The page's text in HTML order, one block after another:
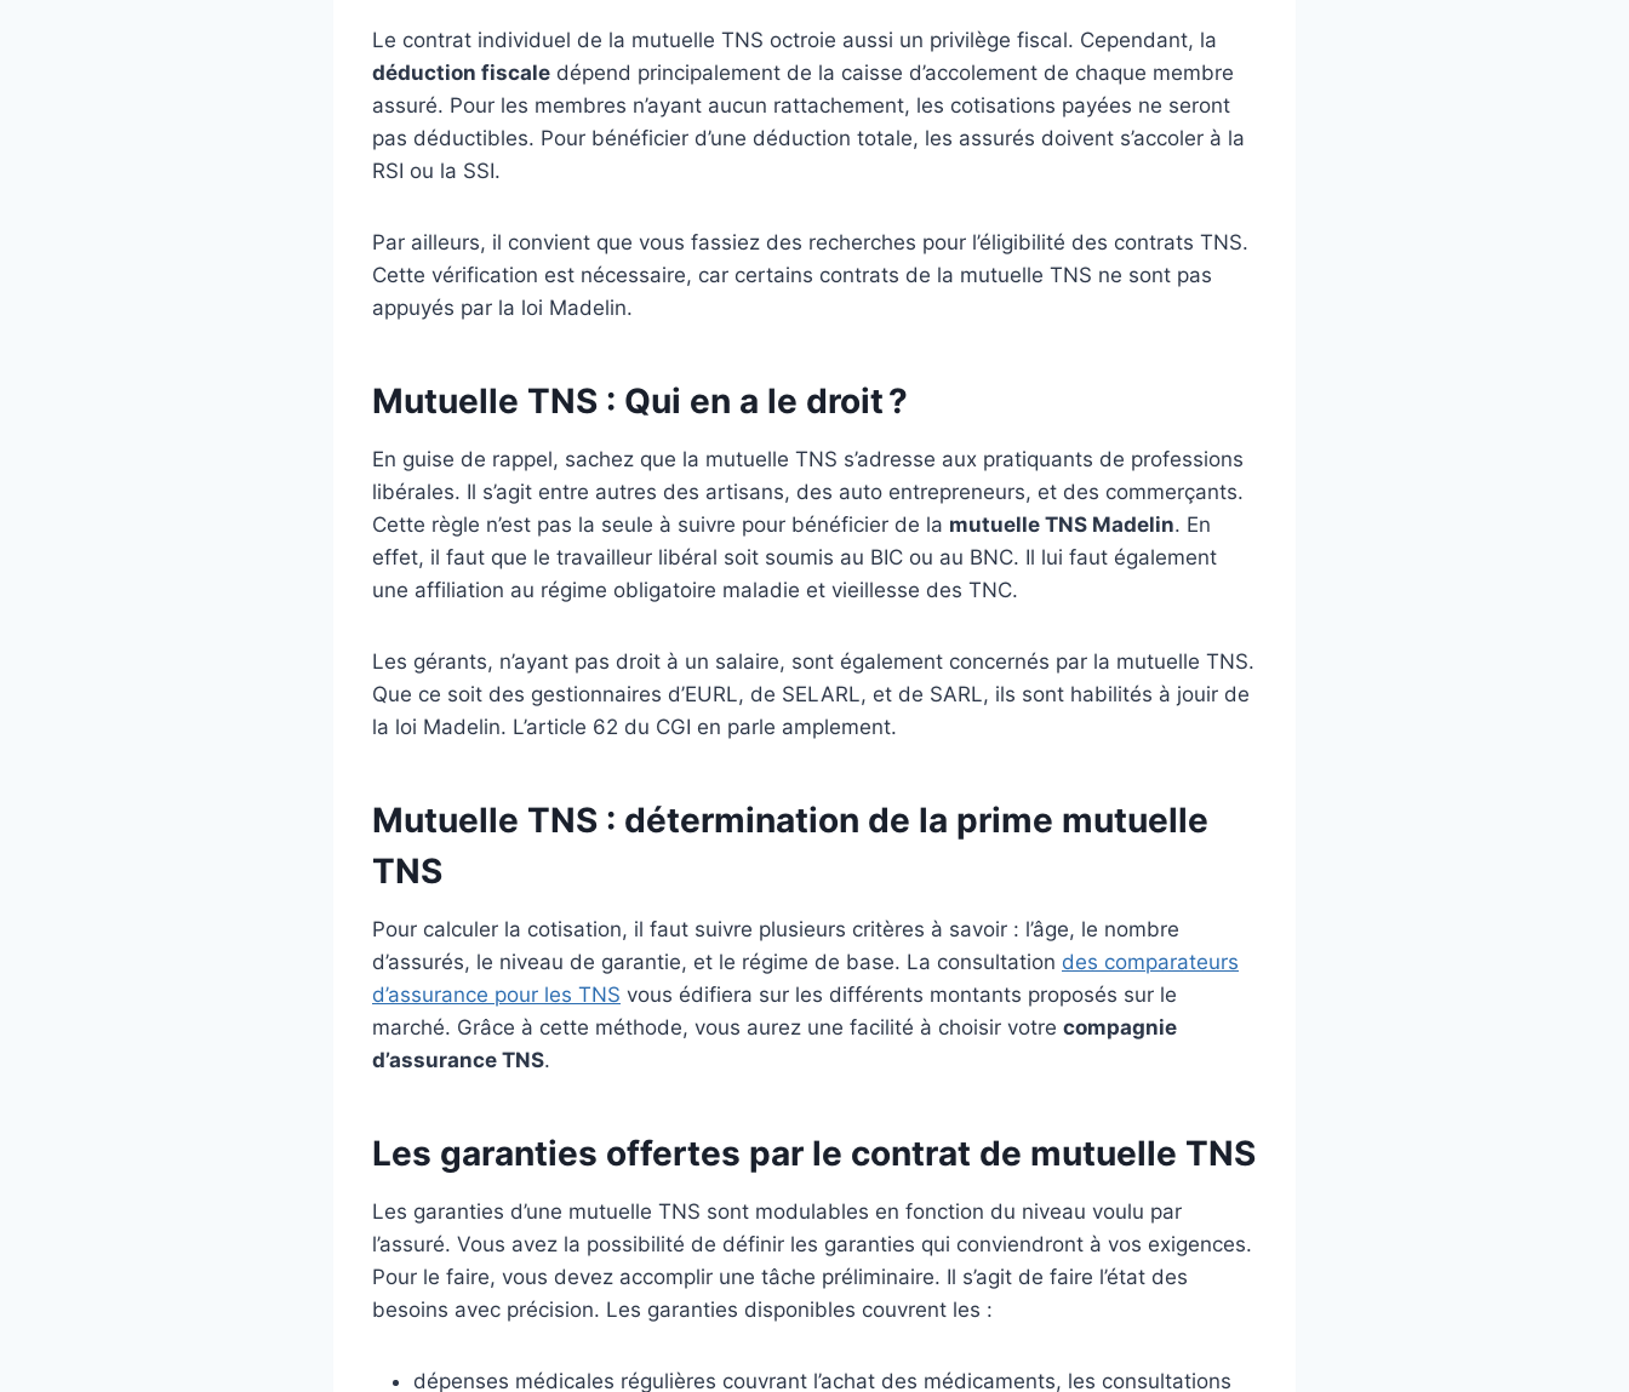
Le contrat individuel de la mutuelle TNS octroie aussi un privilège fiscal. Cependant, la
déduction fiscale dépend principalement de la caisse d’accolement de chaque membre
assuré. Pour les membres n’ayant aucun rattachement, les cotisations payées ne seront
pas déductibles. Pour bénéficier d’une déduction totale, les assurés doivent s’accoler à la
RSI ou la SSI.
Par ailleurs, il convient que vous fassiez des recherches pour l’éligibilité des contrats TNS.
Cette vérification est nécessaire, car certains contrats de la mutuelle TNS ne sont pas
appuyés par la loi Madelin.
Mutuelle TNS : Qui en a le droit ?
En guise de rappel, sachez que la mutuelle TNS s’adresse aux pratiquants de professions
libérales. Il s’agit entre autres des artisans, des auto entrepreneurs, et des commerçants.
Cette règle n’est pas la seule à suivre pour bénéficier de la mutuelle TNS Madelin. En
effet, il faut que le travailleur libéral soit soumis au BIC ou au BNC. Il lui faut également
une affiliation au régime obligatoire maladie et vieillesse des TNC.
Les gérants, n’ayant pas droit à un salaire, sont également concernés par la mutuelle TNS.
Que ce soit des gestionnaires d’EURL, de SELARL, et de SARL, ils sont habilités à jouir de
la loi Madelin. L’article 62 du CGI en parle amplement.
Mutuelle TNS : détermination de la prime mutuelle
TNS
Pour calculer la cotisation, il faut suivre plusieurs critères à savoir : l’âge, le nombre
d’assurés, le niveau de garantie, et le régime de base. La consultation des comparateurs
d’assurance pour les TNS vous édifiera sur les différents montants proposés sur le
marché. Grâce à cette méthode, vous aurez une facilité à choisir votre compagnie
d’assurance TNS.
Les garanties offertes par le contrat de mutuelle TNS
Les garanties d’une mutuelle TNS sont modulables en fonction du niveau voulu par
l’assuré. Vous avez la possibilité de définir les garanties qui conviendront à vos exigences.
Pour le faire, vous devez accomplir une tâche préliminaire. Il s’agit de faire l’état des
besoins avec précision. Les garanties disponibles couvrent les :
dépenses médicales régulières couvrant l’achat des médicaments, les consultations